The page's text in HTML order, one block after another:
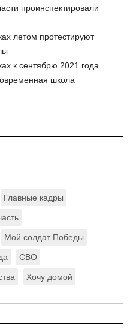
проинспектировали
летом протестируют
к сентябрю 2021 года
школа
Главные кадры
Мой солдат Победы
СВО
Хочу домой